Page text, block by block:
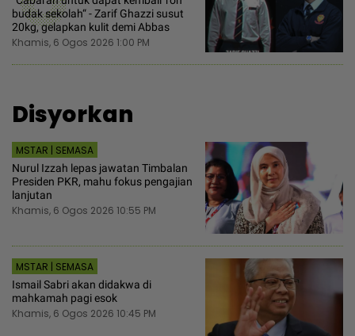
budak sekolah“ - Zarif Ghazzi susut
20kg, gelapkan kulit demi Abbas
Khamis, 6 Ogos 2026 1:00 PM
Disyorkan
MSTAR | SEMASA
Nurul Izzah lepas jawatan Timbalan
Presiden PKR, mahu fokus pengajian
lanjutan
Khamis, 6 Ogos 2026 10:55 PM
MSTAR | SEMASA
Ismail Sabri akan didakwa di
mahkamah pagi esok
Khamis, 6 Ogos 2026 10:45 PM